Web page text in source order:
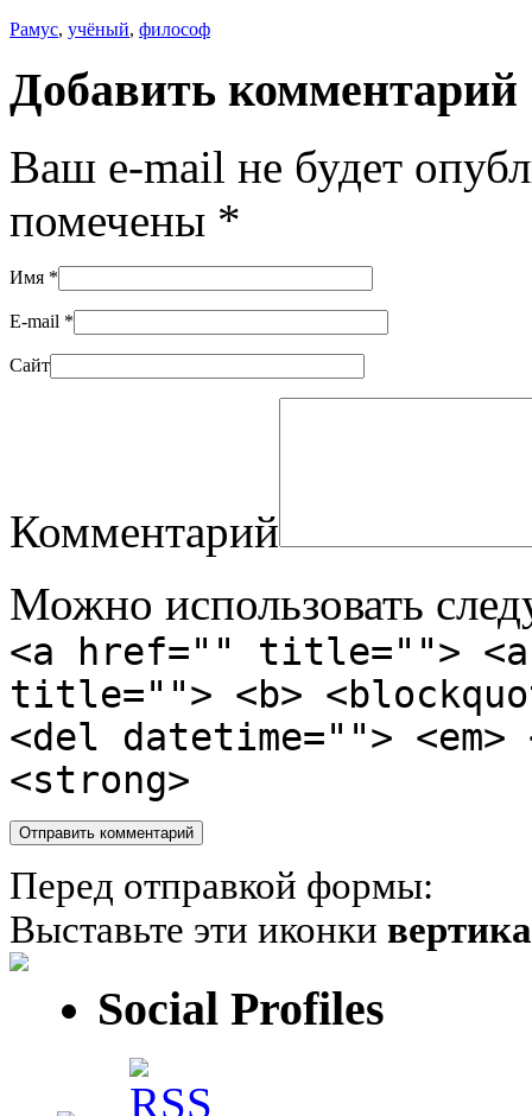
Рамус, учёный, философ
Добавить комментарий
Ваш e-mail не будет
помечены *
Имя *
E-mail *
Сайт
Комментарий
Можно использовать
<a href="" title="">
title=""> <b>
<del datetime="">
<strong>
Перед отправкой формы:
Выставьте эти иконки
Social Profiles